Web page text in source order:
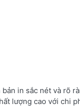
in sắc nét và rõ
lượng cao với chi